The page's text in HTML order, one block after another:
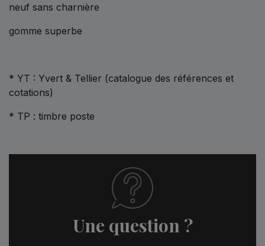
neuf sans charnière
gomme superbe
* YT : Yvert & Tellier (catalogue des références et
cotations)
* TP : timbre poste
Une question ?